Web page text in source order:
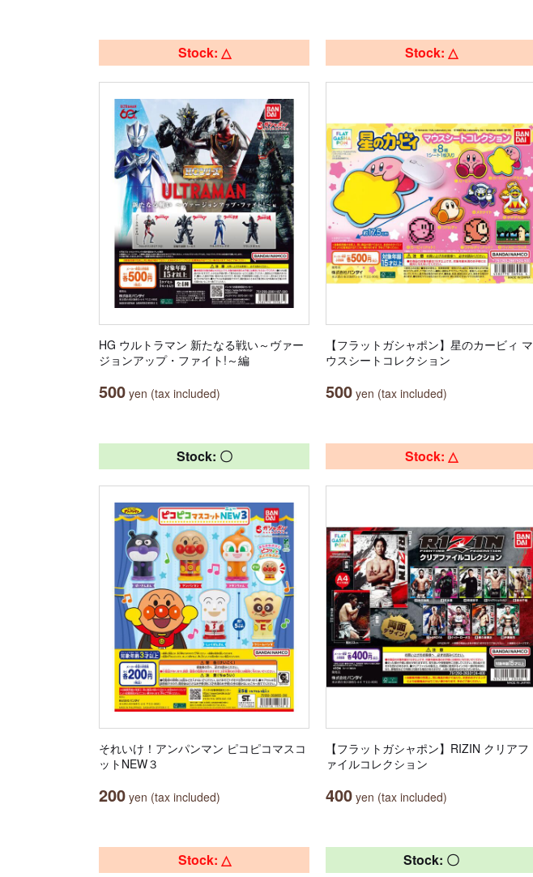
Stock: △
HG ウルトラマン 新たなる戦い～ヴァー
ジョンアップ・ファイト!～編
500 yen (tax included)
Stock: △
【フラットガシャポン】星のカービィ マ
ウスシートコレクション
500 yen (tax included)
Stock: 〇
それいけ！アンパンマン ピコピコマスコ
ットNEW３
200 yen (tax included)
Stock: △
【フラットガシャポン】RIZIN クリアフ
ァイルコレクション
400 yen (tax included)
Stock: △ Stock: 〇